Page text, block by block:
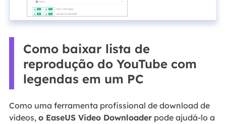
Como baixar lista de
reprodução do YouTube com
legendas em um PC
Como uma ferramenta profissional de download de
vídeos, o EaseUS Video Downloaderpode ajudá-lo a